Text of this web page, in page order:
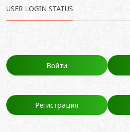
USER LOGIN STATUS
Войти
Регистрация